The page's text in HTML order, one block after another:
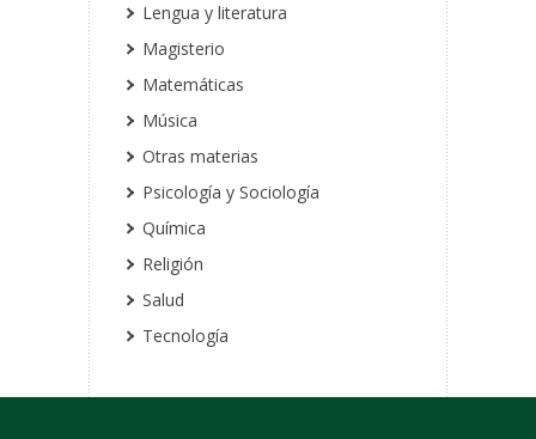
Lengua y literatura
Magisterio
Matemáticas
Música
Otras materias
Psicología y Sociología
Química
Religión
Salud
Tecnología